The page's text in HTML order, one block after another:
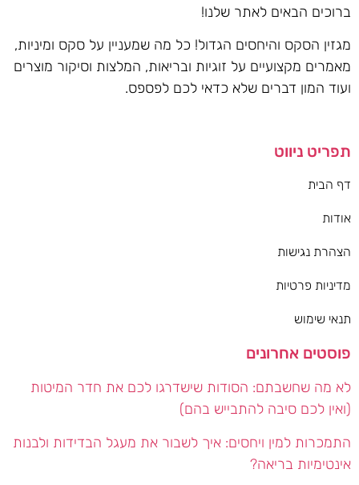
ברוכים הבאים לאתר שלנו!
מגזין הסקס והיחסים הגדול! כל מה שמעניין על סקס ומיניות,
מאמרים מקצועיים על זוגיות ובריאות, המלצות וסיקור מוצרים
ועוד המון דברים שלא כדאי לכם לפספס.
תפריט ניווט
דף הבית
אודות
הצהרת נגישות
מדיניות פרטיות
תנאי שימוש
פוסטים אחרונים
לא מה שחשבתם: הסודות שישדרגו לכם את חדר המיטות
(ואין לכם סיבה להתבייש בהם)
התמכרות למין ויחסים: איך לשבור את מעגל הבדידות ולבנות
אינטימיות בריאה?